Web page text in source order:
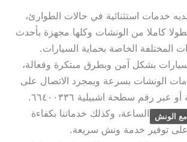
خدمات استثنائية في حالات الطوارئ،
كاملا من الونشات وكلها مجهزة بأحدث
المختلفة الخاصة بحماية السيارات.
بشكل آمن وبطرق مبتكرة وفعالة،
الونشات بسرعة وبمجرد الاتصال على
رقم سطحة اشبيلية ٦٦٤٠٠٣٣٦.
مدار الساعة، وكذلك خدماتنا بكفاءة
على توفير خدمة ونش سريعة.
الونش